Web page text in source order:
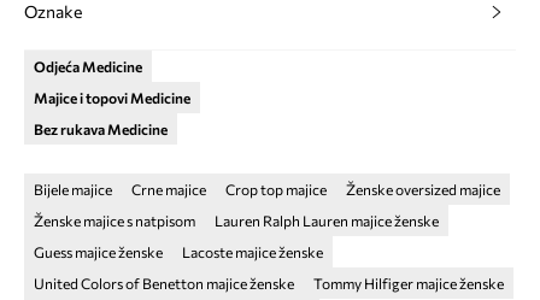
Oznake
Odjeća Medicine
Majice i topovi Medicine
Bez rukava Medicine
Bijele majice Crne majice Crop top majice
Ženske oversized majice
Ženske majice s natpisom
Lauren Ralph Lauren majice ženske
Guess majice ženske
Lacoste majice ženske
United Colors of Benetton majice ženske
Tommy Hilfiger majice ženske